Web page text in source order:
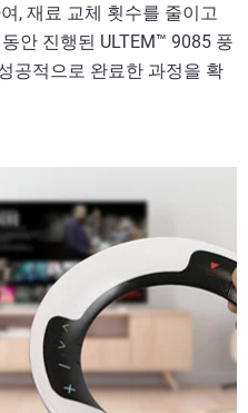
, 재료 교체 횟수를 줄이고
안 진행된 ULTEM™ 9085 풍
공적으로 완료한 과정을 확